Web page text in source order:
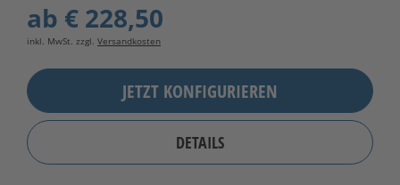
ab € 228,50
inkl. MwSt. zzgl. Versandkosten
JETZT KONFIGURIEREN
DETAILS